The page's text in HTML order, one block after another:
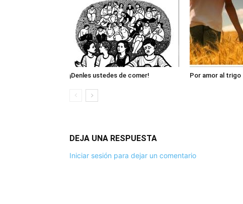
¡Denles ustedes de comer! Por amor al trigo
DEJA UNA RESPUESTA
Iniciar sesión para dejar un comentario